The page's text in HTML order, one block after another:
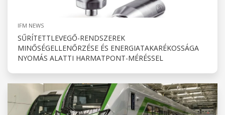
IFM NEWS
SŰRÍTETTLEVEGŐ-RENDSZEREK
MINŐSÉGELLENŐRZÉSE ÉS ENERGIATAKARÉKOSSÁGA
NYOMÁS ALATTI HARMATPONT-MÉRÉSSEL